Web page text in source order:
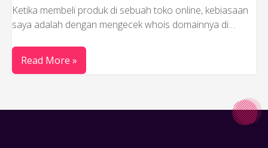
Ketika membeli produk di sebuah toko online, kebiasaan
saya adalah dengan mengecek whois domainnya di…
Read More »